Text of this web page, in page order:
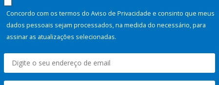
Concordo com os termos do Aviso de Privacidade e consinto que meus
dados pessoais sejam processados, na medida do necessário, para
assinar as atualizações selecionadas.